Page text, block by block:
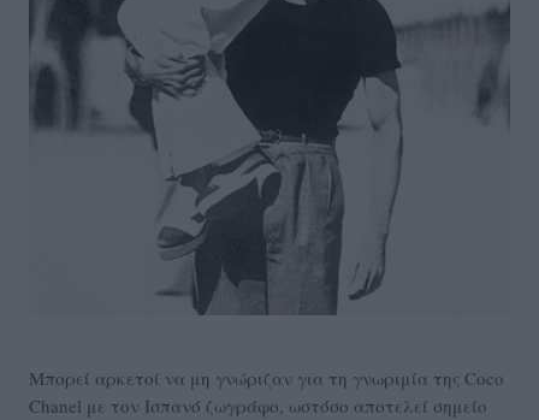
Μπορεί αρκετοί να μη γνώριζαν για τη γνωριμία της Coco
Chanel με τον Ισπανό ζωγράφο, ωστόσο αποτελεί σημείο